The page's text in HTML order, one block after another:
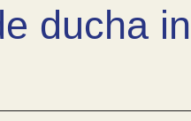
ducha